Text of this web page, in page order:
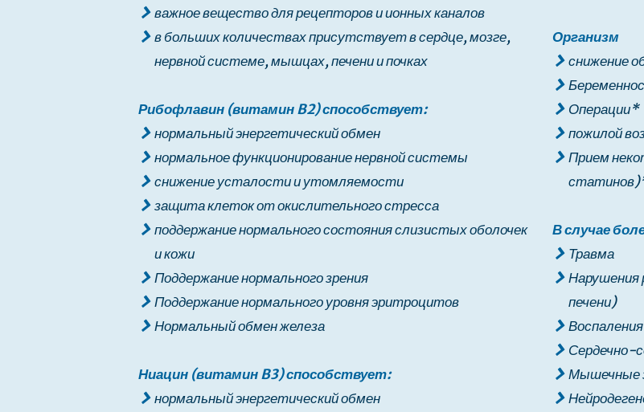
важное вещество для рецепторов и ионных каналов
в больших количествах присутствует в сердце, мозге,
нервной системе, мышцах, печени и почках
Рибофлавин (витамин B2) способствует:
нормальный энергетический обмен
нормальное функционирование нервной системы
снижение усталости и утомляемости
защита клеток от окислительного стресса
поддержание нормального состояния слизистых оболочек
и кожи
Поддержание нормального зрения
Поддержание нормального уровня эритроцитов
Нормальный обмен железа
Ниацин (витамин B3) способствует:
нормальный энергетический обмен
Организм
снижение
Операции*
пожилой
Прием
В случае
Травма
Нарушения
печени)
Воспаления
Сердечно-
Мышечные